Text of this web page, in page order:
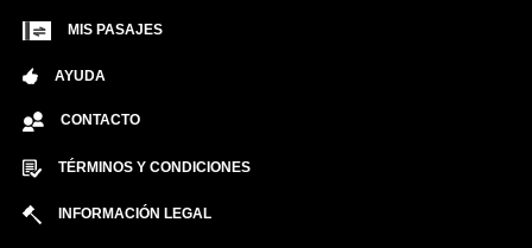
MIS PASAJES
AYUDA
CONTACTO
TÉRMINOS Y CONDICIONES
INFORMACIÓN LEGAL